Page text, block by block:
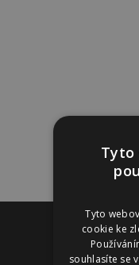
Tyto
Tyto
cookie ke
souhlasíte se